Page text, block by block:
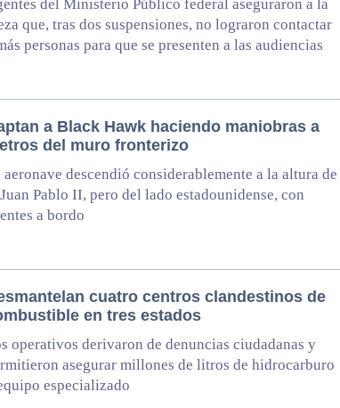
del Ministerio Público federal aseguraron a la
que, tras dos suspensiones, no lograron contactar
personas para que se presenten a las audiencias
a Black Hawk haciendo maniobras a
del muro fronterizo
aeronave descendió considerablemente a la altura de
Pablo II, pero del lado estadounidense, con
a bordo
cuatro centros clandestinos de
en tres estados
operativos derivaron de denuncias ciudadanas y
asegurar millones de litros de hidrocarburo
especializado